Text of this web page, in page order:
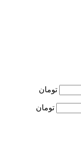
تومان
تومان